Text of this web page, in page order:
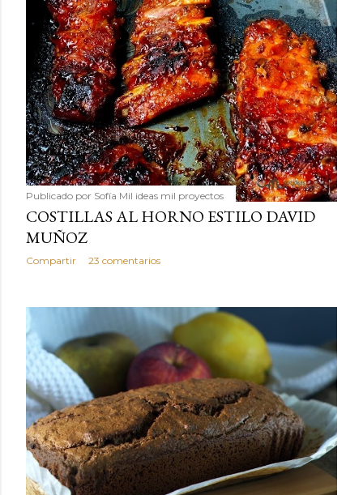
Publicado por Sofía Mil ideas mil proyectos
COSTILLAS AL HORNO ESTILO DAVID
MUÑOZ
Compartir 23 comentarios